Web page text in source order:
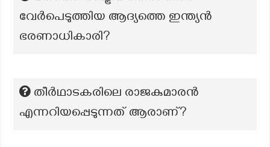
വേർപെടുത്തിയ ആദ്യത്തെ ഇന്ത്യൻ
ഭരണാധികാരി?
തീര്‍ഥാടകരിലെ രാജകുമാരന്‍
എന്നറിയപ്പെടുന്നത് ആരാണ്?